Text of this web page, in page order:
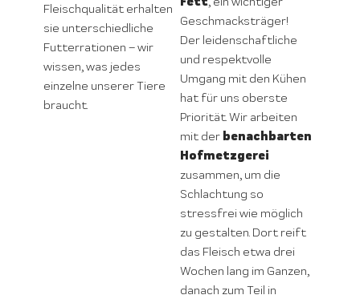
Fleischqualität erhalten
sie unterschiedliche
Futterrationen – wir
wissen, was jedes
einzelne unserer Tiere
braucht.
Geschmacksträger!
Der leidenschaftliche
und respektvolle
Umgang mit den Kühen
hat für uns oberste
Priorität. Wir arbeiten
mit der benachbarten
Hofmetzgerei
zusammen, um die
Schlachtung so
stressfrei wie möglich
zu gestalten. Dort reift
das Fleisch etwa drei
Wochen lang im Ganzen,
danach zum Teil in